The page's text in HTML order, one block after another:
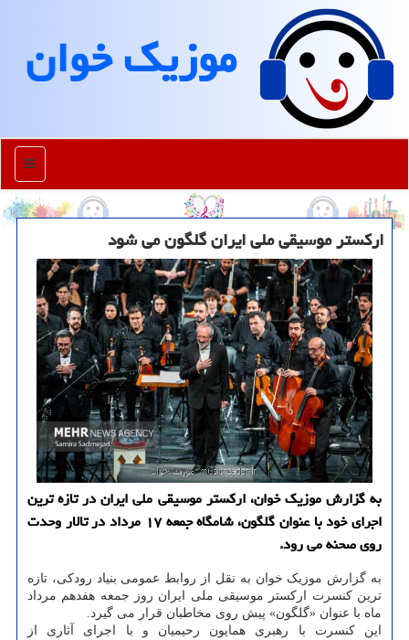
موزیك خوان
منو
ارکستر موسیقی ملی ایران گلگون می شود
به گزارش موزیک خوان، ارکستر موسیقی ملی ایران در تازه ترین
اجرای خود با عنوان گلگون، شامگاه جمعه ۱۷ مرداد در تالار وحدت
روی صحنه می رود.
به گزارش موزیک خوان به نقل از روابط عمومی بنیاد رودکی، تازه
ترین کنسرت ارکستر موسیقی ملی ایران روز جمعه هفدهم مرداد
ماه با عنوان «گلگون» پیش روی مخاطبان قرار می گیرد.
این کنسرت با رهبری همایون رحیمیان و با اجرای آثاری از